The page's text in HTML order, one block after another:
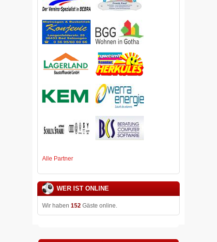
Alle Partner
WER IST ONLINE
Wir haben 152 Gäste online.